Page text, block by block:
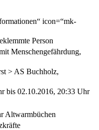
icon=“mk-
Person
Menschengefährdung,
> AS Buchholz,
bis 02.10.2016, 20:33 Uhr
Altwarmbüchen